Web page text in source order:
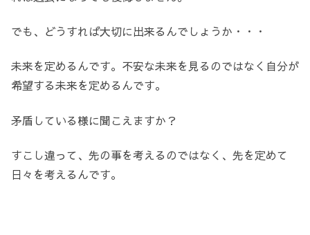
でも、どうすれば大切に出来るんでしょうか・・・
未来を定めるんです。不安な未来を見るのではなく自分が
希望する未来を定めるんです。
矛盾している様に聞こえますか？
すこし違って、先の事を考えるのではなく、先を定めて
日々を考えるんです。